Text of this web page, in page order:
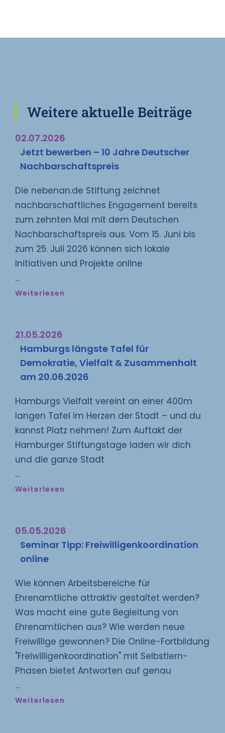
Weitere aktuelle Beiträge
02.07.2026
Jetzt bewerben – 10 Jahre Deutscher
Nachbarschaftspreis
Die nebenan.de Stiftung zeichnet
nachbarschaftliches Engagement bereits
zum zehnten Mal mit dem Deutschen
Nachbarschaftspreis aus. Vom 15. Juni bis
zum 25. Juli 2026 können sich lokale
Initiativen und Projekte online
Weiterlesen
21.05.2026
Hamburgs längste Tafel für
Demokratie, Vielfalt & Zusammenhalt
am 20.06.2026
Hamburgs Vielfalt vereint an einer 400m
langen Tafel im Herzen der Stadt – und du
kannst Platz nehmen! Zum Auftakt der
Hamburger Stiftungstage laden wir dich
und die ganze Stadt
Weiterlesen
05.05.2026
Seminar Tipp: Freiwilligenkoordination
online
Wie können Arbeitsbereiche für
Ehrenamtliche attraktiv gestaltet werden?
Was macht eine gute Begleitung von
Ehrenamtlichen aus? Wie werden neue
Freiwillige gewonnen? Die Online-Fortbildung
"Freiwilligenkoordination" mit Selbstlern-
Phasen bietet Antworten auf genau
Weiterlesen